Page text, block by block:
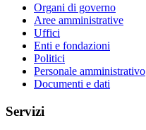
Organi di governo
Aree amministrative
Uffici
Enti e fondazioni
Politici
Personale amministrativo
Documenti e dati
Servizi